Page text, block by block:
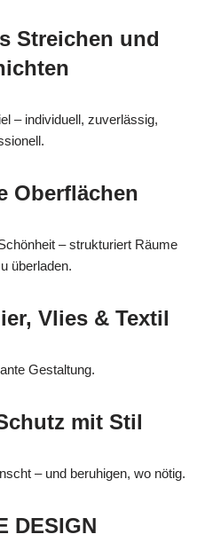
Streichen und
– individuell, zuverlässig,
Oberflächen
– strukturiert Räume
überladen.
Vlies & Textil
Gestaltung.
mit Stil
– und beruhigen, wo nötig.
DESIGN